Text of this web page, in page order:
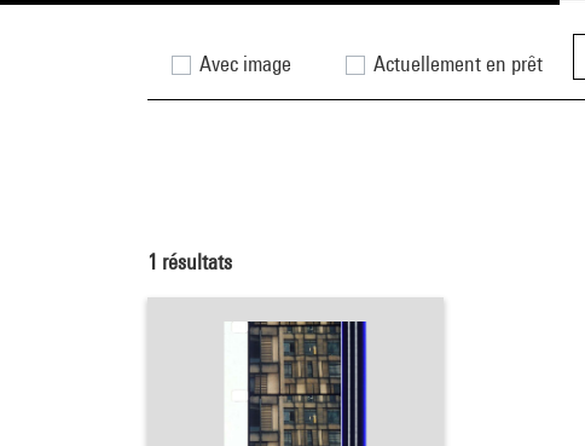
Avec image Actuellement en prêt
1 résultats